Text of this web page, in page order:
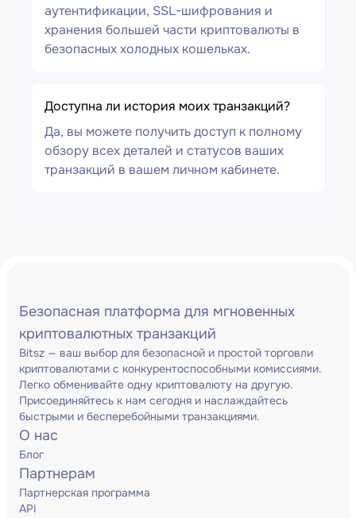
аутентификации, SSL-шифрования и
хранения большей части криптовалюты в
безопасных холодных кошельках.
Доступна ли история моих транзакций?
Да, вы можете получить доступ к полному
обзору всех деталей и статусов ваших
транзакций в вашем личном кабинете.
Безопасная платформа для мгновенных
криптовалютных транзакций
Bitsz — ваш выбор для безопасной и простой торговли
криптовалютами с конкурентоспособными комиссиями.
Легко обменивайте одну криптовалюту на другую.
Присоединяйтесь к нам сегодня и наслаждайтесь
быстрыми и бесперебойными транзакциями.
О нас
Блог
Партнерам
Партнерская программа
API